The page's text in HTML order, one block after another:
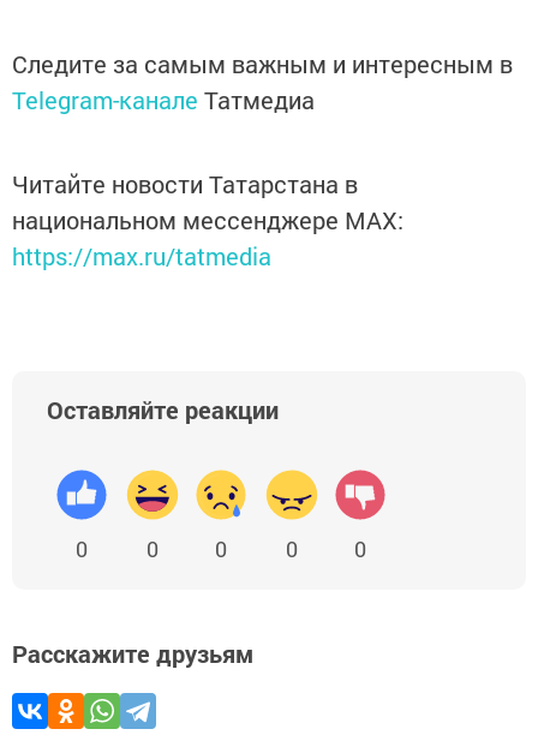
Следите за самым важным и интересным в
Telegram-канале Татмедиа
Читайте новости Татарстана в
национальном мессенджере MАХ:
https://max.ru/tatmedia
Оставляйте реакции
0 0 0 0 0
Расскажите друзьям